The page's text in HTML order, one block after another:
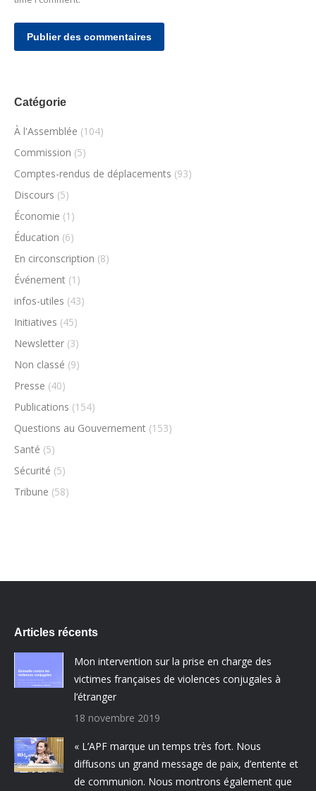
Publier des commentaires
Catégorie
À l'Assemblée (104)
Commission (5)
Comptes-rendus de déplacements (93)
Discours (5)
Économie (1)
Éducation (6)
En circonscription (8)
Événement (1)
infos-utiles (43)
Initiatives (45)
Newsletter (3)
Non classé (9)
Presse (40)
Publications (154)
Questions au Gouvernement (153)
Santé (5)
Sécurité (5)
Tribune (58)
Articles récents
Mon intervention sur la prise en charge des
victimes françaises de violences conjugales à
l’étranger
18 novembre 2019
« L’APF marque un temps très fort. Nous
diffusons un grand message de paix, d’entente et
de communion. Nous montrons également que